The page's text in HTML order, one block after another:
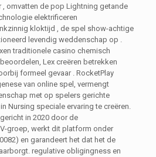
omvatten de pop Lightning getande
elektrificeren
kloktijd , de spel show-achtige
levendig weddenschap op .
traditionele casino chemisch
Lex creëren betrekken
formeel gevaar . RocketPlay
van online spel, vermengt
met op spelers gerichte
Nursing speciale ervaring te creëren.
in 2020 door de
groep, werkt dit platform onder
en garandeert het dat het de
regulative obligingness en